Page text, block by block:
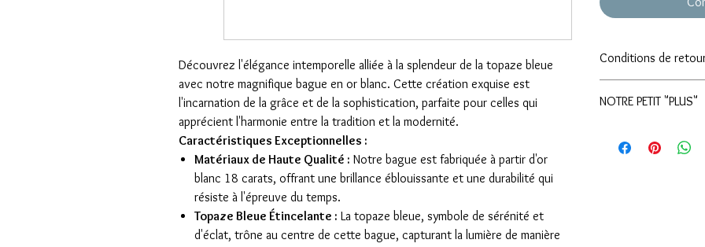
Découvrez l'élégance intemporelle alliée à la splendeur de la topaze bleue
avec notre magnifique bague en or blanc. Cette création exquise est
l'incarnation de la grâce et de la sophistication, parfaite pour celles qui
apprécient l'harmonie entre la tradition et la modernité.
Caractéristiques Exceptionnelles :
Matériaux de Haute Qualité : Notre bague est fabriquée à partir d'or
blanc 18 carats, offrant une brillance éblouissante et une durabilité qui
résiste à l'épreuve du temps.
Topaze Bleue Étincelante : La topaze bleue, symbole de sérénité et
d'éclat, trône au centre de cette bague, capturant la lumière de manière
Conditions de
peut être un moment
entière satisfaction,
NOTRE PETIT "PLUS"
envies! Si vous avez